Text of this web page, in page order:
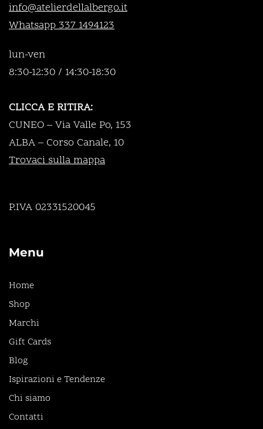
info@atelierdellalbergo.it
Whatsapp 337 1494123
lun-ven
8:30-12:30 / 14:30-18:30
CLICCA E RITIRA:
CUNEO – Via Valle Po, 153
ALBA – Corso Canale, 10
Trovaci sulla mappa
P.IVA 02331520045
Menu
Home
Shop
Marchi
Gift Cards
Blog
Ispirazioni e Tendenze
Chi siamo
Contatti